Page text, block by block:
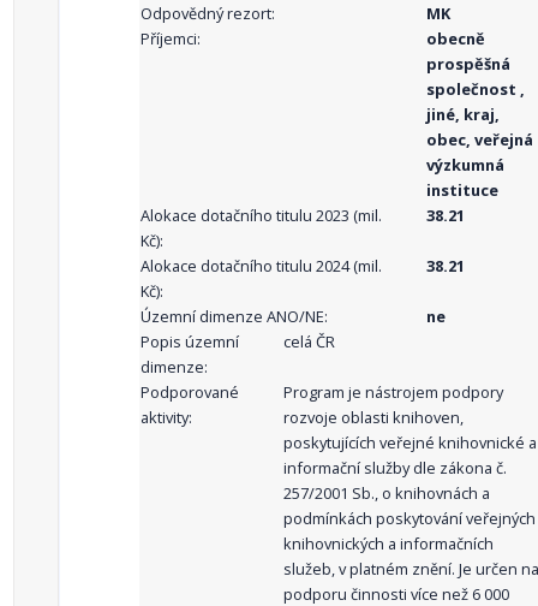
Odpovědný rezort:
MK
Příjemci:
obecně
prospěšná
společnost ,
jiné, kraj,
obec, veřejná
výzkumná
instituce
Alokace dotačního titulu 2023 (mil.
Kč):
38.21
Alokace dotačního titulu 2024 (mil.
Kč):
38.21
Územní dimenze ANO/NE:
ne
Popis územní
dimenze:
celá ČR
Podporované
aktivity:
Program je nástrojem podpory
rozvoje oblasti knihoven,
poskytujících veřejné knihovnické a
informační služby dle zákona č.
257/2001 Sb., o knihovnách a
podmínkách poskytování veřejných
knihovnických a informačních
služeb, v platném znění. Je určen na
podporu činnosti více než 6 000